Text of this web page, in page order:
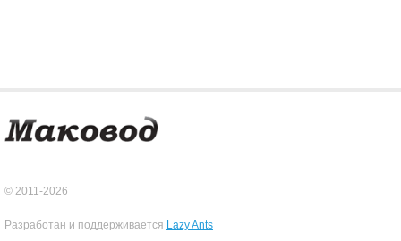
© 2011-2026
Разработан и поддерживается Lazy Ants